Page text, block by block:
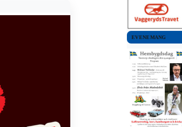
EVENEMANG